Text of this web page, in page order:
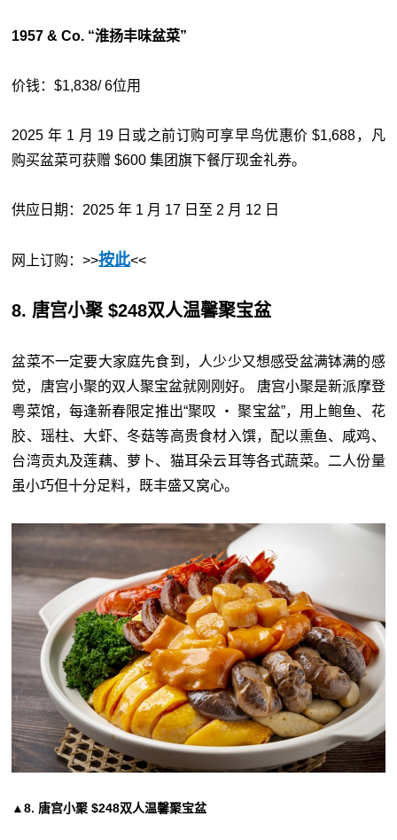
1957 & Co. “淮扬丰味盆菜”
价钱：$1,838/ 6位用
2025 年 1 月 19 日或之前订购可享早鸟优惠价 $1,688，凡
购买盆菜可获赠 $600 集团旗下餐厅现金礼券。
供应日期：2025 年 1 月 17 日至 2 月 12 日
网上订购：>>按此<<
8. 唐宫小聚 $248双人温馨聚宝盆
盆菜不一定要大家庭先食到，人少少又想感受盆满钵满的感
觉，唐宫小聚的双人聚宝盆就刚刚好。 唐宫小聚是新派摩登
粤菜馆，每逢新春限定推出“聚叹 ‧ 聚宝盆”，用上鲍鱼、花
胶、瑶柱、大虾、冬菇等高贵食材入馔，配以熏鱼、咸鸡、
台湾贡丸及莲藕、萝卜、猫耳朵云耳等各式蔬菜。二人份量
虽小巧但十分足料，既丰盛又窝心。
▲8. 唐宫小聚 $248双人温馨聚宝盆